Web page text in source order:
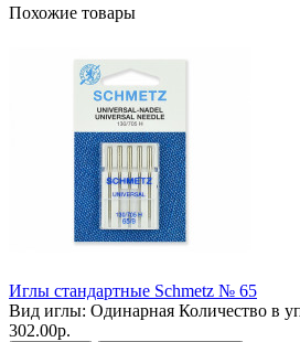
Похожие товары
Иглы стандартные Schmetz № 65
Вид иглы: Одинарная Количество в
302.00р.